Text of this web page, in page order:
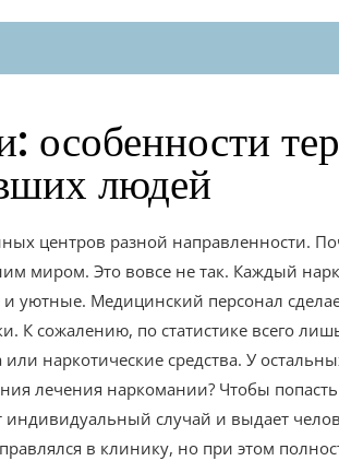
особенности
людей
центров разной направленности.
миром. Это вовсе не так. Каждый
Медицинский персонал
К сожалению, по статистике всего
наркотические средства. У
лечения наркомании? Чтобы
случай и выдает
в клинику, но при этом